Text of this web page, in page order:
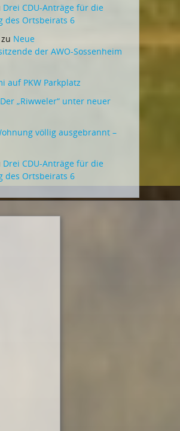
Drei CDU-Anträge für die
des Ortsbeirats 6
zu Neue
der AWO-Sossenheim
auf PKW Parkplatz
Der „Riwweler“ unter neuer
völlig ausgebrannt –
Drei CDU-Anträge für die
des Ortsbeirats 6